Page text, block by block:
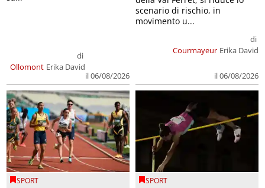
Ollomont
di
Erika David
il 06/08/2026
Courmayeur
di
Erika David
il 06/08/2026
scenario di rischio, in
movimento u...
SPORT SPORT